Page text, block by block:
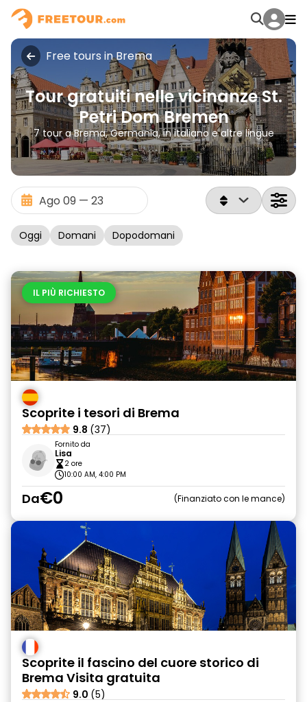
Free tours in Brema
Tour gratuiti nelle vicinanze St.
Petri Dom Bremen
7 tour a Brema, Germania, in italiano e altre lingue
Oggi Domani Dopodomani
IL PIÙ RICHIESTO
Scoprite i tesori di Brema
9.8 (37)
Fornito da
Lisa
2 ore
10:00 AM, 4:00 PM
Da€0 Finanziato con le mance
Scoprite il fascino del cuore storico di
Brema Visita gratuita
9.0 (5)